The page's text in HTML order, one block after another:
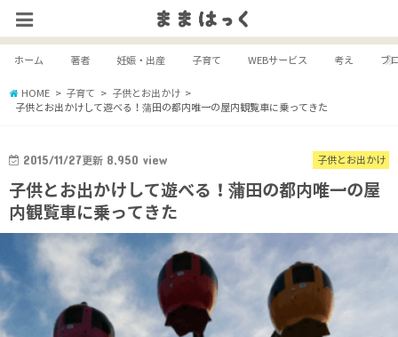
ホーム 著者 妊娠・出産 子育て WEBサービス 考え ブ
HOME 子育て
子供とお出かけ
子供とお出かけして遊べる！蒲田の都内唯一の屋内観覧車に乗ってきた
子供とお出かけ
2015/11/27更新 8,950 view
子供とお出かけして遊べる！蒲田の都内唯一の屋
内観覧車に乗ってきた